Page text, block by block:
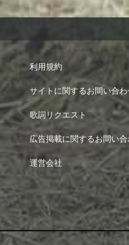
利用規約
サイトに関するお問い合
歌詞リクエスト
広告掲載に関するお問い
運営会社